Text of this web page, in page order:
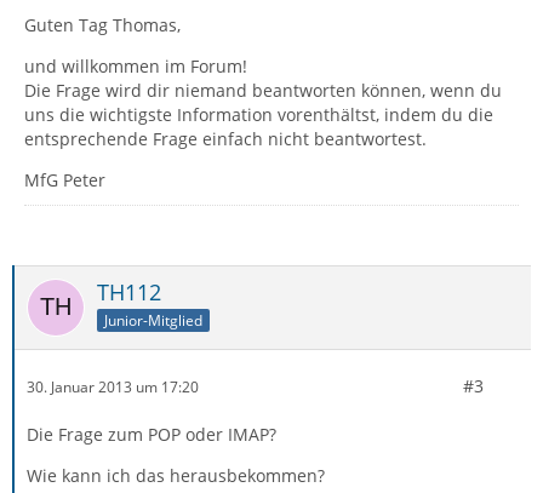
Guten Tag Thomas,
und willkommen im Forum!
Die Frage wird dir niemand beantworten können, wenn du
uns die wichtigste Information vorenthältst, indem du die
entsprechende Frage einfach nicht beantwortest.
MfG Peter
TH112
Junior-Mitglied
30. Januar 2013 um 17:20 #3
Die Frage zum POP oder IMAP?
Wie kann ich das herausbekommen?